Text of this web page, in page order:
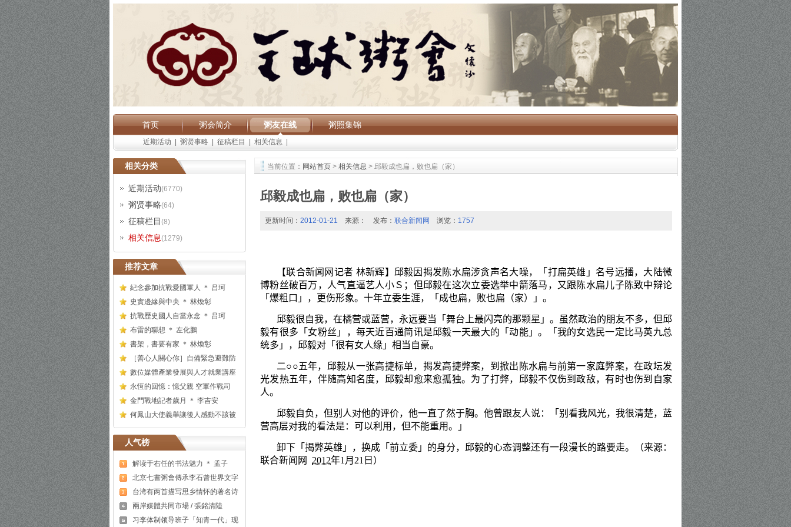
首页 粥会简介 粥友在线 粥照集锦
近期活动 粥贤事略 征稿栏目 相关信息
相关分类
近期活动(6770)
粥贤事略(64)
征稿栏目 (8)
相关信息(1279)
推荐文章
紀念參加抗戰愛國軍人 ＊ 吕珂
史實邊緣與中央 ＊ 林煥彰
抗戰歷史國人自當永念 ＊ 吕珂
布雷的聯想 ＊ 左化鵬
書架，書要有家 ＊ 林煥彰
［善心人關心你］自備緊急避難防
數位媒體產業發展與人才就業講座
永恆的回憶：憶父親 空軍作戰司
金門戰地記者歲月 ＊ 李吉安
何鳳山大使義舉讓後人感動不該被
人气榜
解读于右任的书法魅力 ＊ 孟子
北京七書粥會傳承李石曾世界文字
台湾有两首描写思乡情怀的著名诗
兩岸媒體共同市場 / 張銘清陸
习李体制领导班子「知青一代」现
当前位置： 网站首页 > 相关信息 > 邱毅成也扁，败也扁（家）
邱毅成也扁，败也扁（家）
更新时间： 2012-01-21 来源： 发布： 联合新闻网 浏览： 1757
【联合新闻网 记者 林新辉】 邱毅因揭发 陈水扁涉贪声名大噪，「打扁英雄」名号远播， 大陆微
博粉丝破百万，人气直逼艺人小Ｓ；但邱毅在这次立委选举中箭落马 ，又跟陈水扁儿子陈致中辩论
「爆粗口」，更伤形象。十年立委生涯，「成也扁，败也扁（家）」。
邱毅很自我，在橘营或蓝营，永远要当「舞台上最闪亮的那颗星」。虽然政治的朋友不多，但邱
毅有很多「女粉丝」，每天近百通简讯是邱毅一天最大的「动能」。「我的女选民一定比马英九总
统多」，邱毅对「很有女人缘」相当自豪。
二○○五年，邱毅从一张高捷标单，揭发高捷弊案，到掀出陈水扁与前第一家庭弊案，在政坛发
光发热五年，伴随高知名度，邱毅却愈来愈孤独。为了打弊，邱毅不仅伤到政敌，有时也伤到自家
人。
邱毅自负，但别人对他的评价，他一直了然于胸。他曾跟友人说：「别看我风光，我很清楚，蓝
营高层对我的看法是：可以利用，但不能重用。」
卸下「揭弊英雄」，换成「前立委」的身分，邱毅的心态调整还有一段漫长的路要走。（来源：
联合新闻网
2012年1 月 21 日 ）